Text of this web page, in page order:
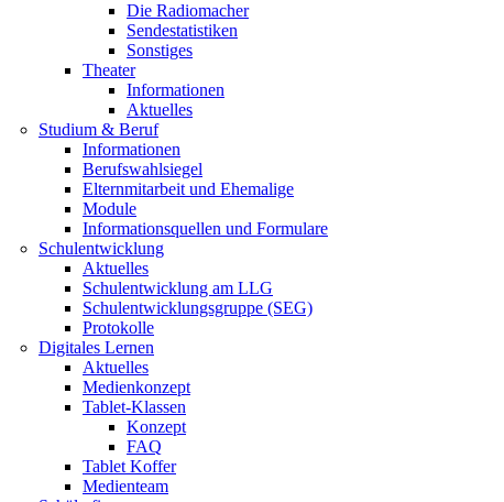
Die Radiomacher
Sendestatistiken
Sonstiges
Theater
Informationen
Aktuelles
Studium & Beruf
Informationen
Berufswahlsiegel
Elternmitarbeit und Ehemalige
Module
Informationsquellen und Formulare
Schulentwicklung
Aktuelles
Schulentwicklung am LLG
Schulentwicklungsgruppe (SEG)
Protokolle
Digitales Lernen
Aktuelles
Medienkonzept
Tablet-Klassen
Konzept
FAQ
Tablet Koffer
Medienteam